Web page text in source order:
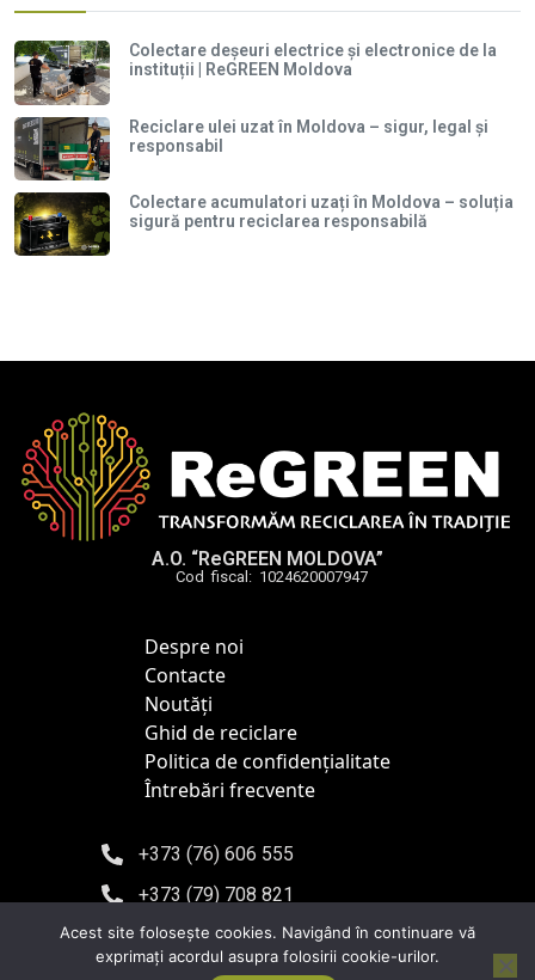
Colectare deșeuri electrice și electronice de la
instituții | ReGREEN Moldova
Reciclare ulei uzat în Moldova – sigur, legal și
responsabil
Colectare acumulatori uzați în Moldova – soluția
sigură pentru reciclarea responsabilă
A.O. “ReGREEN MOLDOVA”
Cod fiscal: 1024620007947
Despre noi
Contacte
Noutăți
Ghid de reciclare
Politica de confidențialitate
Întrebări frecvente
+373 (76) 606 555
+373 (79) 708 821
info@regreen.md
Acest site foloseşte cookies. Navigând în continuare vă
exprimaţi acordul asupra folosirii cookie-urilor.